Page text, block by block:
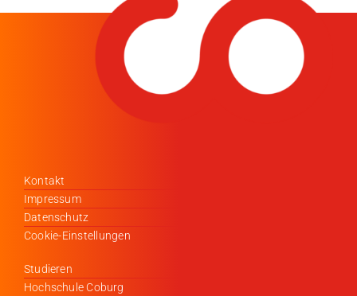
Kontakt
Impressum
Datenschutz
Cookie-Einstellungen
Studieren
Hochschule Coburg